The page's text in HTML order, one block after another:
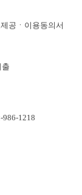
공 ㆍ 이용동의서
출
986-1218